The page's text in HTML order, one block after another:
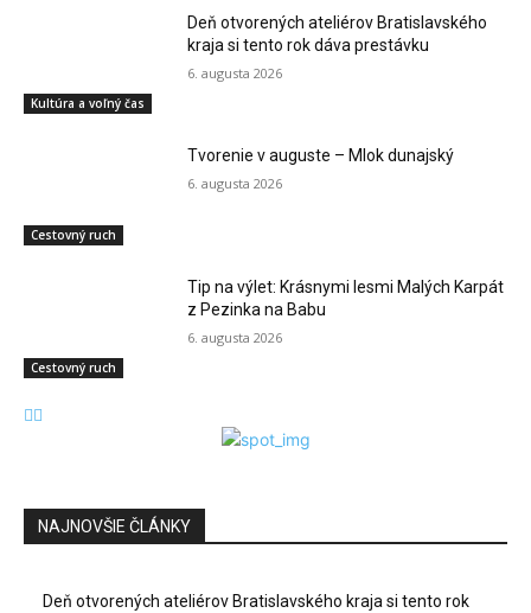
Kultúra a voľný čas
Deň otvorených ateliérov Bratislavského
kraja si tento rok dáva prestávku
6. augusta 2026
Cestovný ruch
Tvorenie v auguste – Mlok dunajský
6. augusta 2026
Cestovný ruch
Tip na výlet: Krásnymi lesmi Malých Karpát
z Pezinka na Babu
6. augusta 2026
NAJNOVŠIE ČLÁNKY
Deň otvorených ateliérov Bratislavského kraja si tento rok